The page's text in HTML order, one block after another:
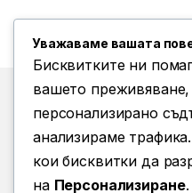
Бърз достъп до
Повече информация
Уважаваме вашата
Бисквитките ни
вашето
персонализирано
анализираме
кои бисквитки да
на Персонализиране